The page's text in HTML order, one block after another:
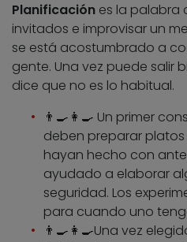
Planificación es la palabra
invitados e improvisar un
se está acostumbrado a
gente. Una vez puede salir
dice que no es lo habitual.
👨‍🍳👩‍🍳 Un primer
deben preparar
hayan hecho con
ayudado a elaborar
seguridad. Los
para cuando uno
👨‍🍳👩‍🍳Una vez